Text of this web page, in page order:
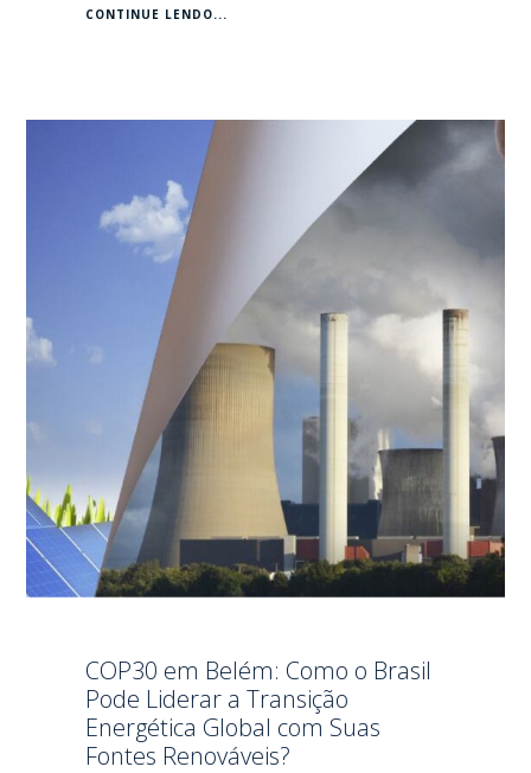
CONTINUE LENDO...
COP30 em Belém: Como o Brasil
Pode Liderar a Transição
Energética Global com Suas
Fontes Renováveis?